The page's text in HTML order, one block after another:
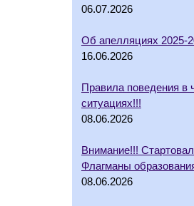
06.07.2026
Об апелляциях 2025-
16.06.2026
Правила поведения в
ситуациях!!!
08.06.2026
Внимание!!!
Флагманы
08.06.2026